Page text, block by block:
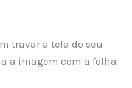
travar a tela do seu
a imagem com a folha